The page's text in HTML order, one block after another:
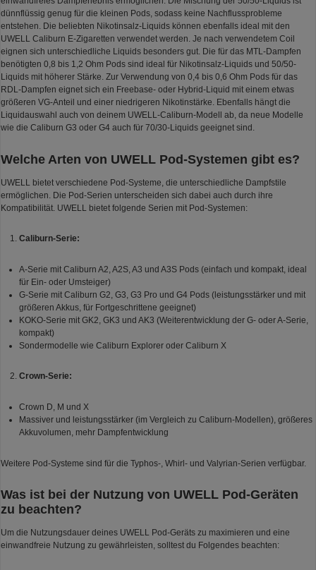
dünnflüssig genug für die kleinen Pods, sodass keine Nachflussprobleme
entstehen. Die beliebten Nikotinsalz-Liquids können ebenfalls ideal mit den
UWELL Caliburn E-Zigaretten verwendet werden. Je nach verwendetem Coil
eignen sich unterschiedliche Liquids besonders gut. Die für das MTL-Dampfen
benötigten 0,8 bis 1,2 Ohm Pods sind ideal für Nikotinsalz-Liquids und 50/50-
Liquids mit höherer Stärke. Zur Verwendung von 0,4 bis 0,6 Ohm Pods für das
RDL-Dampfen eignet sich ein Freebase- oder Hybrid-Liquid mit einem etwas
größeren VG-Anteil und einer niedrigeren Nikotinstärke. Ebenfalls hängt die
Liquidauswahl auch von deinem UWELL-Caliburn-Modell ab, da neue Modelle
wie die Caliburn G3 oder G4 auch für 70/30-Liquids geeignet sind.
Welche Arten von UWELL Pod-Systemen gibt es?
UWELL bietet verschiedene Pod-Systeme, die unterschiedliche Dampfstile
ermöglichen. Die Pod-Serien unterscheiden sich dabei auch durch ihre
Kompatibilität. UWELL bietet folgende Serien mit Pod-Systemen:
Caliburn-Serie:
A-Serie mit Caliburn A2, A2S, A3 und A3S Pods (einfach und kompakt, ideal
für Ein- oder Umsteiger)
G-Serie mit Caliburn G2, G3, G3 Pro und G4 Pods (leistungsstärker und mit
größeren Akkus, für Fortgeschrittene geeignet)
KOKO-Serie mit GK2, GK3 und AK3 (Weiterentwicklung der G- oder A-Serie,
kompakt)
Sondermodelle wie Caliburn Explorer oder Caliburn X
Crown-Serie:
Crown D, M und X
Massiver und leistungsstärker (im Vergleich zu Caliburn-Modellen), größeres
Akkuvolumen, mehr Dampfentwicklung
Weitere Pod-Systeme sind für die Typhos-, Whirl- und Valyrian-Serien verfügbar.
Was ist bei der Nutzung von UWELL Pod-Geräten
zu beachten?
Um die Nutzungsdauer deines UWELL Pod-Geräts zu maximieren und eine
einwandfreie Nutzung zu gewährleisten, solltest du Folgendes beachten: